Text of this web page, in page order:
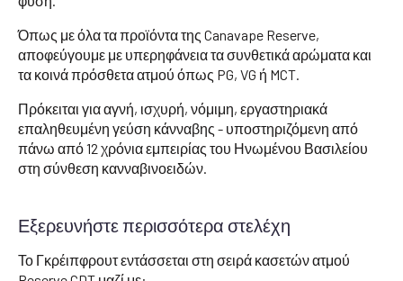
Όπως με όλα τα προϊόντα της Canavape Reserve,
αποφεύγουμε με υπερηφάνεια τα συνθετικά αρώματα και
τα κοινά πρόσθετα ατμού όπως PG, VG ή MCT.
Πρόκειται για αγνή, ισχυρή, νόμιμη, εργαστηριακά
επαληθευμένη γεύση κάνναβης - υποστηριζόμενη από
πάνω από 12 χρόνια εμπειρίας του Ηνωμένου Βασιλείου
στη σύνθεση κανναβινοειδών.
Εξερευνήστε περισσότερα στελέχη
Το Γκρέιπφρουτ εντάσσεται στη σειρά κασετών ατμού